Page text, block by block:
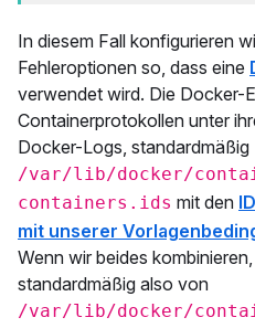
In diesem Fall konfigurieren
Fehleroptionen so, dass eine
verwendet wird. Die Docker-
Containerprotokollen unter
Docker-Logs, standardmäßig
/var/lib/docker/
containers.ids mit den
mit unserer
Wenn wir beides
standardmäßig also von
/var/lib/docker/